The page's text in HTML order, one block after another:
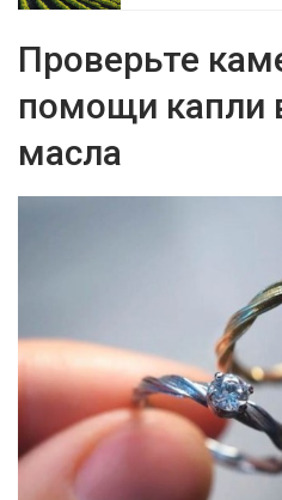
Проверьте
помощи капли
масла